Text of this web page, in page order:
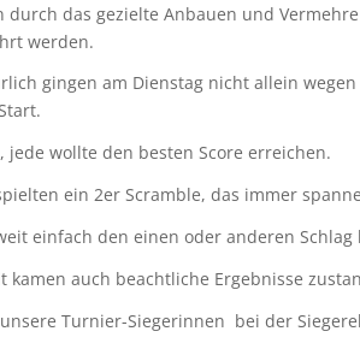
durch das gezielte Anbauen und
werden.
gingen am Dienstag nicht allein wegen
jede wollte den besten Score erreichen.
ein 2er Scramble, das immer
einfach den einen oder anderen
kamen auch beachtliche Ergebnisse
Turnier-Siegerinnen bei der